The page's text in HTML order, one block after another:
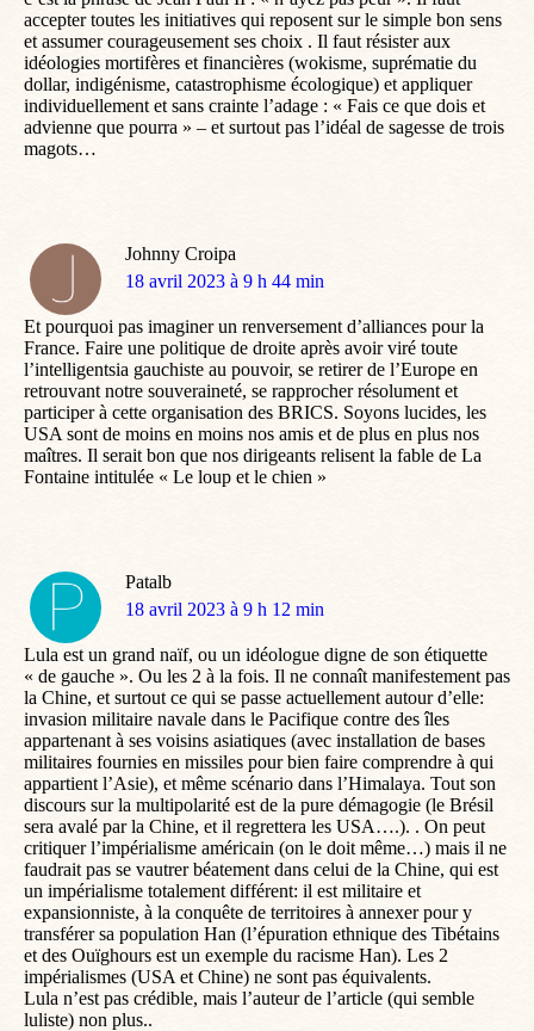
accepter toutes les initiatives qui reposent sur le simple bon sens
et assumer courageusement ses choix . Il faut résister aux
idéologies mortifères et financières (wokisme, suprématie du
dollar, indigénisme, catastrophisme écologique) et appliquer
individuellement et sans crainte l’adage : « Fais ce que dois et
advienne que pourra » – et surtout pas l’idéal de sagesse de trois
magots…
Johnny Croipa
dit
18 avril 2023 à 9 h 44 min
Et pourquoi pas imaginer un renversement d’alliances pour la
France. Faire une politique de droite après avoir viré toute
l’intelligentsia gauchiste au pouvoir, se retirer de l’Europe en
retrouvant notre souveraineté, se rapprocher résolument et
participer à cette organisation des BRICS. Soyons lucides, les
USA sont de moins en moins nos amis et de plus en plus nos
maîtres. Il serait bon que nos dirigeants relisent la fable de La
Fontaine intitulée « Le loup et le chien »
Patalb
dit
18 avril 2023 à 9 h 12 min
Lula est un grand naïf, ou un idéologue digne de son étiquette
« de gauche ». Ou les 2 à la fois. Il ne connaît manifestement pas
la Chine, et surtout ce qui se passe actuellement autour d’elle:
invasion militaire navale dans le Pacifique contre des îles
appartenant à ses voisins asiatiques (avec installation de bases
militaires fournies en missiles pour bien faire comprendre à qui
appartient l’Asie), et même scénario dans l’Himalaya. Tout son
discours sur la multipolarité est de la pure démagogie (le Brésil
sera avalé par la Chine, et il regrettera les USA….). . On peut
critiquer l’impérialisme américain (on le doit même…) mais il ne
faudrait pas se vautrer béatement dans celui de la Chine, qui est
un impérialisme totalement différent: il est militaire et
expansionniste, à la conquête de territoires à annexer pour y
transférer sa population Han (l’épuration ethnique des Tibétains
et des Ouïghours est un exemple du racisme Han). Les 2
impérialismes (USA et Chine) ne sont pas équivalents.
Lula n’est pas crédible, mais l’auteur de l’article (qui semble
luliste) non plus..